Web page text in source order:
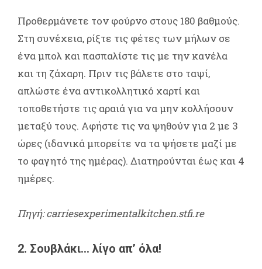
Προθερμάνετε τον φούρνο στους 180 βαθμούς.
Στη συνέχεια, ρίξτε τις φέτες των μήλων σε
ένα μπολ και πασπαλίστε τις με την κανέλα
και τη ζάχαρη. Πριν τις βάλετε στο ταψί,
απλώστε ένα αντικολλητικό χαρτί και
τοποθετήστε τις αραιά για να μην κολλήσουν
μεταξύ τους. Αφήστε τις να ψηθούν για 2 με 3
ώρες (ιδανικά μπορείτε να τα ψήσετε μαζί με
το φαγητό της ημέρας). Διατηρούνται έως και 4
ημέρες.
Πηγή: carriesexperimentalkitchen.stfi.re
2. Σουβλάκι… λίγο απ’ όλα!